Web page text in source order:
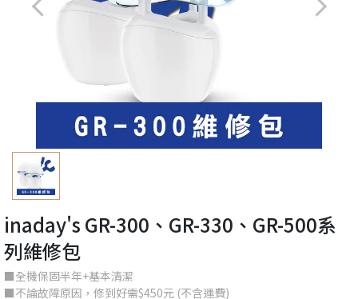
inaday's GR-300、GR-330、GR-500系
列維修包
■全機保固半年+基本清潔
■不論故障原因，修到好需$450元 (不含運費)